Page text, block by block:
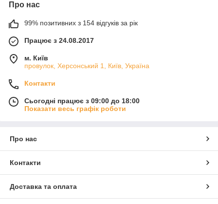
Про нас
99% позитивних з 154 відгуків за рік
Працює з 24.08.2017
м. Київ
провулок, Херсонський 1, Київ, Україна
Контакти
Сьогодні працює з 09:00 до 18:00
Показати весь графік роботи
Про нас
Контакти
Доставка та оплата